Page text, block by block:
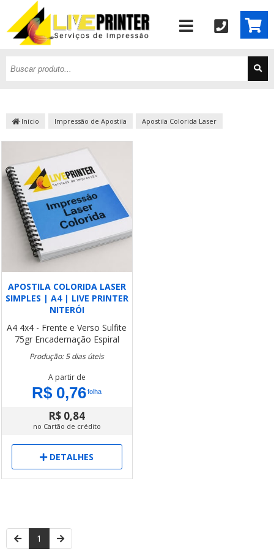
Início Impressão de Apostila Apostila Colorida Laser
APOSTILA COLORIDA LASER
SIMPLES | A4 | LIVE PRINTER
NITERÓI
A4 4x4 - Frente e Verso Sulfite
75gr Encadernação Espiral
Produção: 5 dias úteis
A partir de
R$ 0,76folha
R$ 0,84
no Cartão de crédito
DETALHES
1